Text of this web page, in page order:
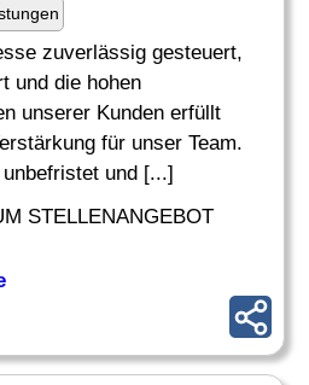
zuverlässig gesteuert,
und die hohen
unserer Kunden erfüllt
für unser Team.
und [...]
STELLENANGEBOT